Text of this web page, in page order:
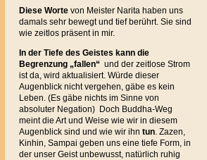
Diese Wortevon Meister Narita haben uns
damals sehr bewegt und tief berührt. Sie sind
wie zeitlos präsent in mir.
In der Tiefe des Geistes kann die
Begrenzung „fallen“ und der zeitlose Strom
ist da, wird aktualisiert. Würde dieser
Augenblick nicht vergehen, gäbe es kein
Leben. (Es gäbe nichts im Sinne von
absoluter Negation) Doch Buddha-Weg
meint die Art und Weise wie wir in diesem
Augenblick sind und wie wir ihn tun. Zazen,
Kinhin, Sampai geben uns eine tiefe Form, in
der unser Geist unbewusst, natürlich ruhig